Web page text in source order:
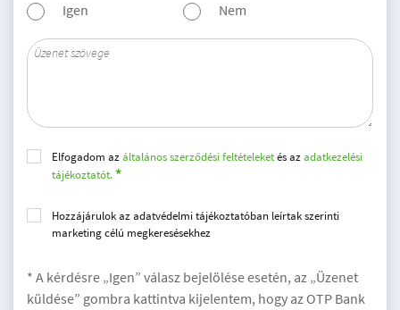
Igen Nem
Elfogadom azáltalános szerződési feltételeketés azadatkezelési
tájékoztatót.
Hozzájárulok az adatvédelmi tájékoztatóban leírtak szerinti
marketing célú megkeresésekhez
* A kérdésre „Igen” válasz bejelölése esetén, az „Üzenet
küldése” gombra kattintva kijelentem, hogy az OTP Bank